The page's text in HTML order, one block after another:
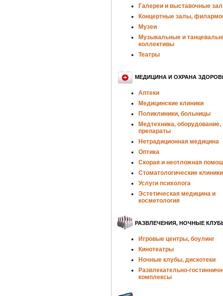
Галереи и выставочные
Концертные залы,
Музеи
Музыкальные и
коллективы
Театры
МЕДИЦИНА И ОХРАНА
Аптеки
Медицинские клиники
Поликлиники, больницы
Медтехника, оборудование,
препараты
Нетрадиционная медицина
Оптика
Скорая и неотложная
Стоматологические клиники
Услуги психолога
Эстетическая медицина и
косметология
РАЗВЛЕЧЕНИЯ, НОЧНЫЕ
Игровые центры, боулинг
Кинотеатры
Ночные клубы, дискотеки
Развлекательно-
комплексы